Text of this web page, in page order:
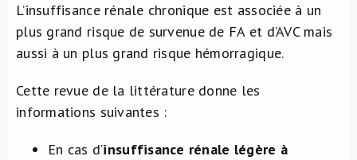
L’insuffisance rénale chronique est associée à un
plus grand risque de survenue de FA et d’AVC mais
aussi à un plus grand risque hémorragique.
Cette revue de la littérature donne les
informations suivantes :
En cas d’insuffisance rénale légère à